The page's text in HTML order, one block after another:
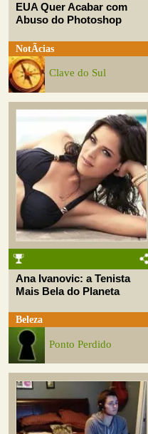
EUA Quer Acabar com
Abuso do Photoshop
NotÃ­cias
Clave do Sul
Ana Ivanovic: a Tenista
Mais Bela do Planeta
Beleza
Ponto Perdido